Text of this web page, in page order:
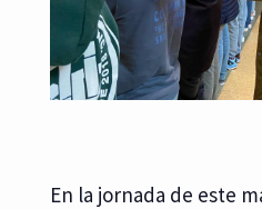
En la jornada de este